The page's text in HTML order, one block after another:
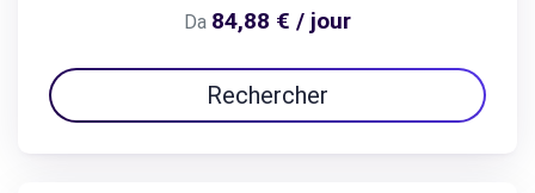
Da 84,88 € / jour
Rechercher